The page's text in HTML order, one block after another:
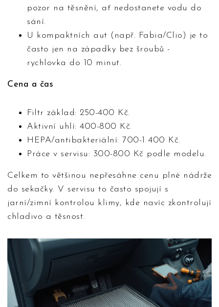
pozor na těsnění, ať nedostanete vodu do
sání.
U kompaktních aut (např. Fabia/Clio) je to
často jen na západky bez šroubů -
rychlovka do 10 minut.
Cena a čas
Filtr základ: 250-400 Kč.
Aktivní uhlí: 400-800 Kč.
HEPA/antibakteriální: 700-1 400 Kč.
Práce v servisu: 300-800 Kč podle modelu.
Celkem to většinou nepřesáhne cenu plné nádrže
do sekačky. V servisu to často spojují s
jarní/zimní kontrolou klimy, kde navíc zkontrolují
chladivo a těsnost.